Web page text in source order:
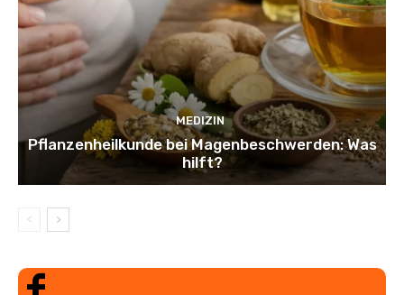
MEDIZIN
Pflanzenheilkunde bei Magenbeschwerden: Was
hilft?